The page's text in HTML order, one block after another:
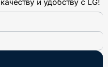
и удобству с LG!